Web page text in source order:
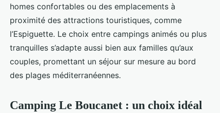
homes confortables ou des emplacements à
proximité des attractions touristiques, comme
l’Espiguette. Le choix entre campings animés ou plus
tranquilles s’adapte aussi bien aux familles qu’aux
couples, promettant un séjour sur mesure au bord
des plages méditerranéennes.
Camping Le Boucanet : un choix idéal